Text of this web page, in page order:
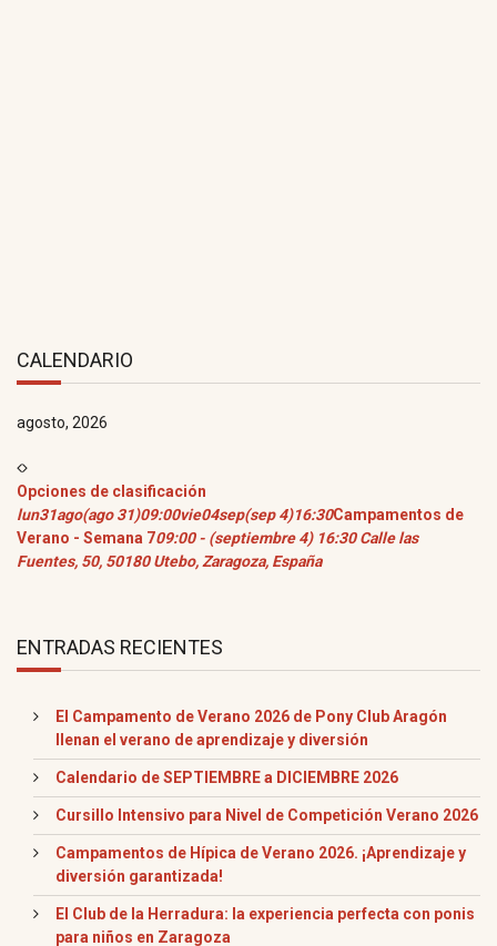
CALENDARIO
agosto, 2026
Opciones de clasificación
lun31ago(ago 31)09:00vie04sep(sep 4)16:30Campamentos de
Verano - Semana 709:00 - (septiembre 4) 16:30 Calle las
Fuentes, 50, 50180 Utebo, Zaragoza, España
ENTRADAS RECIENTES
El Campamento de Verano 2026 de Pony Club Aragón
llenan el verano de aprendizaje y diversión
Calendario de SEPTIEMBRE a DICIEMBRE 2026
Cursillo Intensivo para Nivel de Competición Verano 2026
Campamentos de Hípica de Verano 2026. ¡Aprendizaje y
diversión garantizada!
El Club de la Herradura: la experiencia perfecta con ponis
para niños en Zaragoza